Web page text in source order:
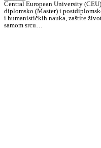
Central European University
diplomsko (Master) i
i humanističkih nauka, zaštite
samom srcu…